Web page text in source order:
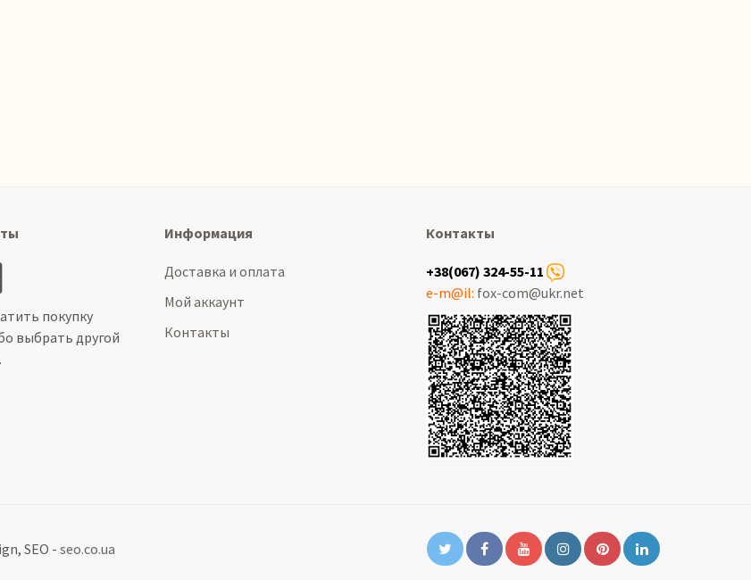
покупку
выбрать другой
Информация
Доставка и оплата
Мой аккаунт
Контакты
Контакты
+38(067) 324-55-11
e-m@il: fox-com@ukr.net
SEO -seo.co.ua